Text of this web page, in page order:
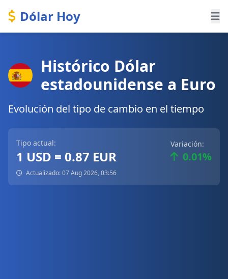
Dólar Hoy
Histórico Dólar
estadounidense a Euro
Evolución del tipo de cambio en el tiempo
Tipo actual:
1 USD = 0.87 EUR
Variación:
0.01%
Actualizado: 07 Aug 2026, 03:56